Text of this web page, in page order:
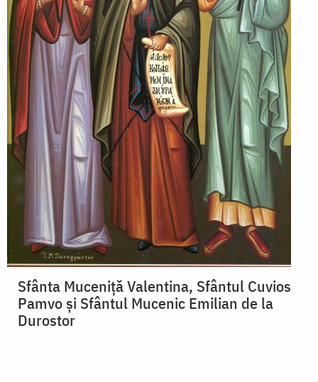
Sfânta Muceniță Valentina, Sfântul Cuvios
Pamvo și Sfântul Mucenic Emilian de la
Durostor